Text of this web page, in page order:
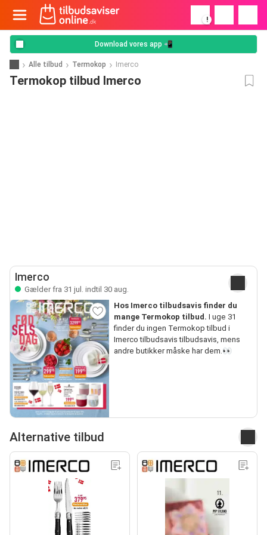
!
Download vores app 📲
Alle tilbud Termokop Imerco
Termokop tilbud Imerco
Imerco
Gælder fra 31 jul. indtil 30 aug.
Hos Imerco tilbudsavis finder du
mange Termokop tilbud. I uge 31
finder du ingen Termokop tilbud i
Imerco tilbudsavis tilbudsavis, mens
andre butikker måske har dem.👀
Alternative tilbud